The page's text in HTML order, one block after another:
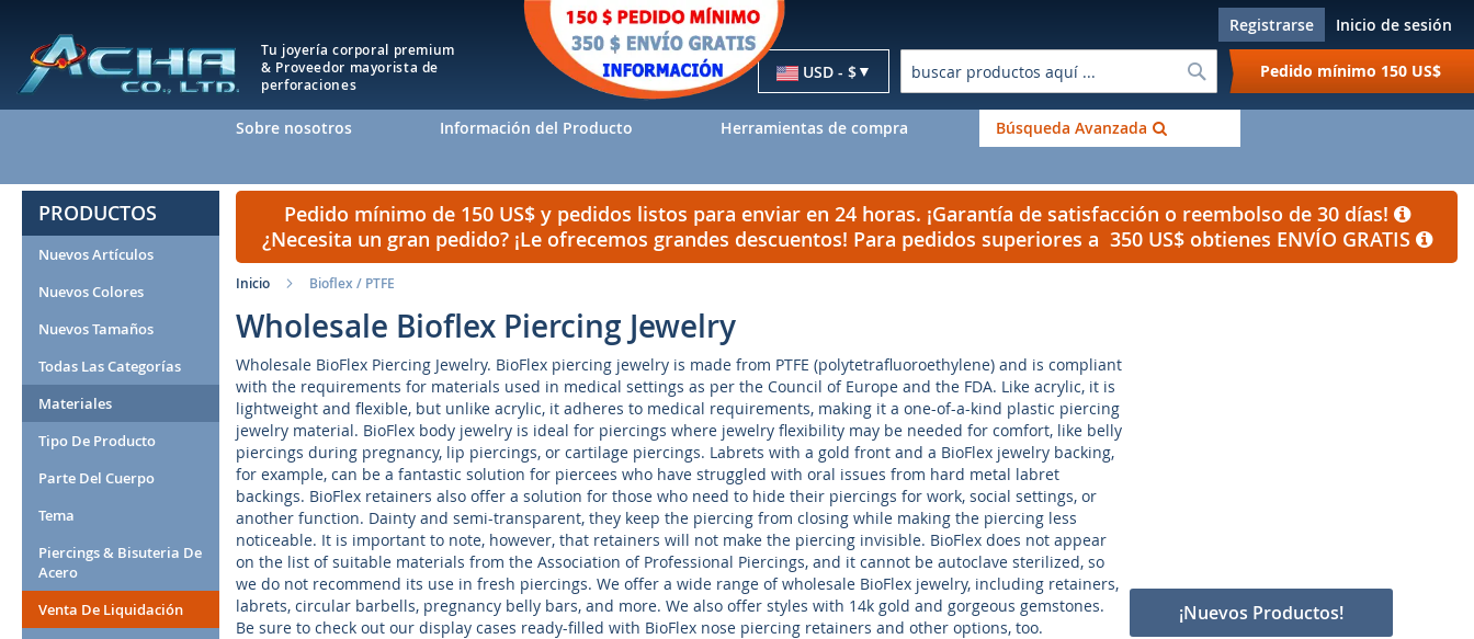
Tu joyería corporal premium
& Proveedor mayorista de
perforaciones
Registrarse
Inicio de sesión
Moneda
USD - $
Buscar
Buscar
Pedido mínimo 150 US$
Sobre nosotros Información del Producto Herramientas de compra Búsqueda Avanzada
Pedido mínimo de 150 US$ y pedidos listos para enviar en 24 horas. ¡Garantía de satisfacción o reembolso de 30 días!
¿Necesita un gran pedido? ¡Le ofrecemos grandes descuentos! Para pedidos superiores a 350 US$ obtienes ENVÍO GRATIS
Inicio Bioflex / PTFE
Wholesale Bioflex Piercing Jewelry
Wholesale BioFlex Piercing Jewelry. BioFlex piercing jewelry is made from PTFE (polytetrafluoroethylene) and is compliant
with the requirements for materials used in medical settings as per the Council of Europe and the FDA. Like acrylic, it is
lightweight and flexible, but unlike acrylic, it adheres to medical requirements, making it a one-of-a-kind plastic piercing
jewelry material. BioFlex body jewelry is ideal for piercings where jewelry flexibility may be needed for comfort, like belly
piercings during pregnancy, lip piercings, or cartilage piercings. Labrets with a gold front and a BioFlex jewelry backing,
for example, can be a fantastic solution for piercees who have struggled with oral issues from hard metal labret
backings. BioFlex retainers also offer a solution for those who need to hide their piercings for work, social settings, or
another function. Dainty and semi-transparent, they keep the piercing from closing while making the piercing less
noticeable. It is important to note, however, that retainers will not make the piercing invisible. BioFlex does not appear
on the list of suitable materials from the Association of Professional Piercings, and it cannot be autoclave sterilized, so
we do not recommend its use in fresh piercings. We offer a wide range of wholesale BioFlex jewelry, including retainers,
labrets, circular barbells, pregnancy belly bars, and more. We also offer styles with 14k gold and gorgeous gemstones.
Be sure to check out our display cases ready-filled with BioFlex nose piercing retainers and other options, too.
¡Nuevos Productos!
PRODUCTOS
Nuevos Artículos
Nuevos Colores
Nuevos Tamaños
Todas Las Categorías
Materiales
Tipo De Producto
Parte Del Cuerpo
Tema
Piercings & Bisuteria De
Acero
Venta De Liquidación